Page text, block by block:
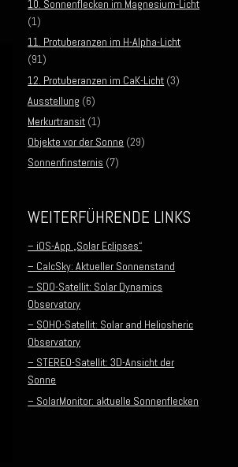
10. Sonnenflecken im Magnesium-Licht
(1)
11. Protuberanzen im H-Alpha-Licht
(91)
12. Protuberanzen im CaK-Licht (3)
Ausstellung (6)
Merkurtransit (1)
Objekte vor der Sonne (29)
Sonnenfinsternis (7)
WEITERFÜHRENDE LINKS
– iOS-App „Solar Eclipses“
– CalcSky: Aktueller Sonnenstand
– SDO-Satellit: Solar Dynamics
Observatory
– SOHO-Satellit: Solar and Heliosheric
Observatory
– STEREO-Satellit: 3D-Ansicht der
Sonne
– SolarMonitor: aktuelle Sonnenflecken